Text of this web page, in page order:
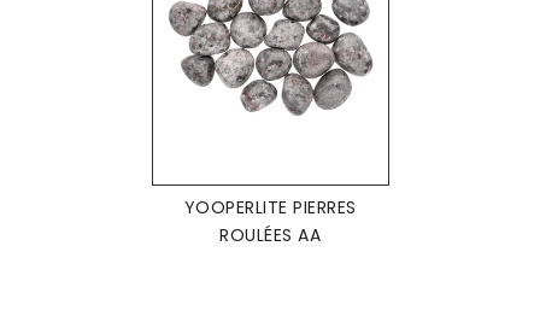
YOOPERLITE PIERRES
ROULÉES AA